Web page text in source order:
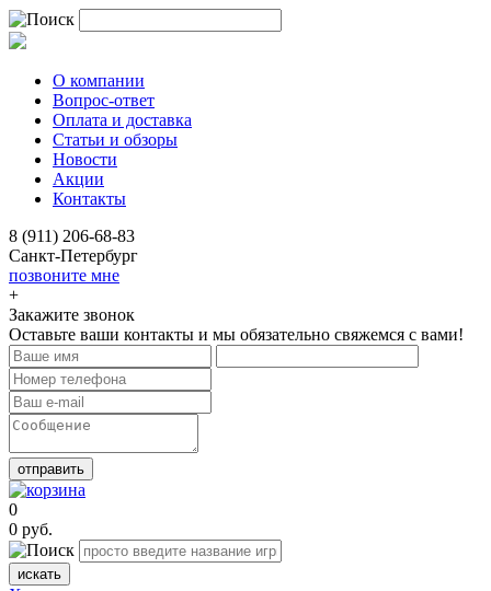
О компании
Вопрос-ответ
Оплата и доставка
Статьи и обзоры
Новости
Акции
Контакты
8 (911) 206-68-83
Санкт-Петербург
позвоните мне
+
Закажите звонок
Оставьте ваши контакты и мы обязательно свяжемся с вами!
отправить
0
0 руб.
искать